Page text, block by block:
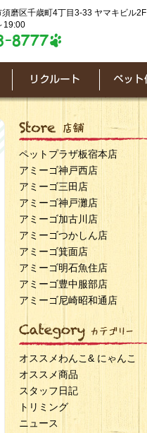
磨区千歳町4丁目3-33 ヤマキビル2F
19:00
ペットプラザ板宿本店
アミーゴ神戸西店
アミーゴ三田店
アミーゴ神戸灘店
アミーゴ加古川店
アミーゴつかしん店
アミーゴ箕面店
アミーゴ明石魚住店
アミーゴ豊中服部店
アミーゴ尼崎昭和通店
オススメわんこ& にゃんこ
オススメ商品
スタッフ日記
トリミング
ニュース